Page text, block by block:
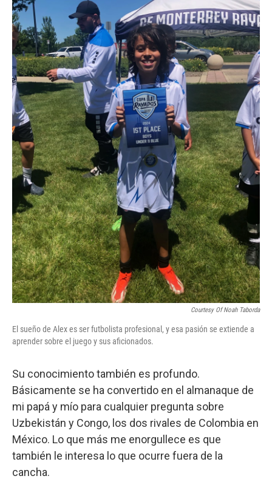
Courtesy Of Noah Taborda
El sueño de Alex es ser futbolista profesional, y esa pasión se extiende a
aprender sobre el juego y sus aficionados.
Su conocimiento también es profundo.
Básicamente se ha convertido en el almanaque de
mi papá y mío para cualquier pregunta sobre
Uzbekistán y Congo, los dos rivales de Colombia en
México. Lo que más me enorgullece es que
también le interesa lo que ocurre fuera de la
cancha.